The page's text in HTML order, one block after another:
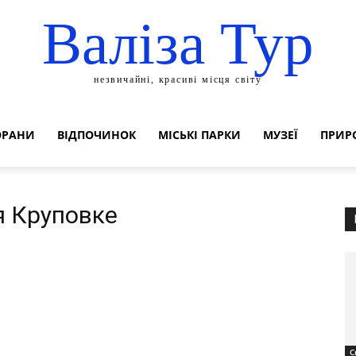
Валіза Тур
незвичайні, красиві місця світу
ВІДПОЧИНОК МІСЬКІ ПАРКИ МУЗЕЇ
Круповке